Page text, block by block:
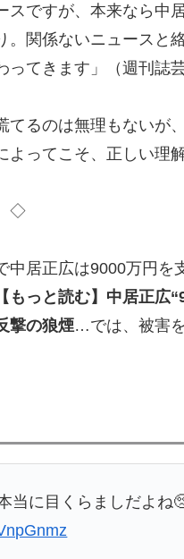
スですが、本来なら
。関係ないニュースと
ってきます」（週刊誌
るのは無理もないが
よってこそ、正しい理
居正広は9000万円を
もっと読む】中居正広
撃の狼煙…では、被害
当に目くらましだよね